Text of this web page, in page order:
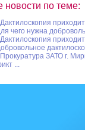
новости по теме:
чего нужна
ЗАТО г.
...